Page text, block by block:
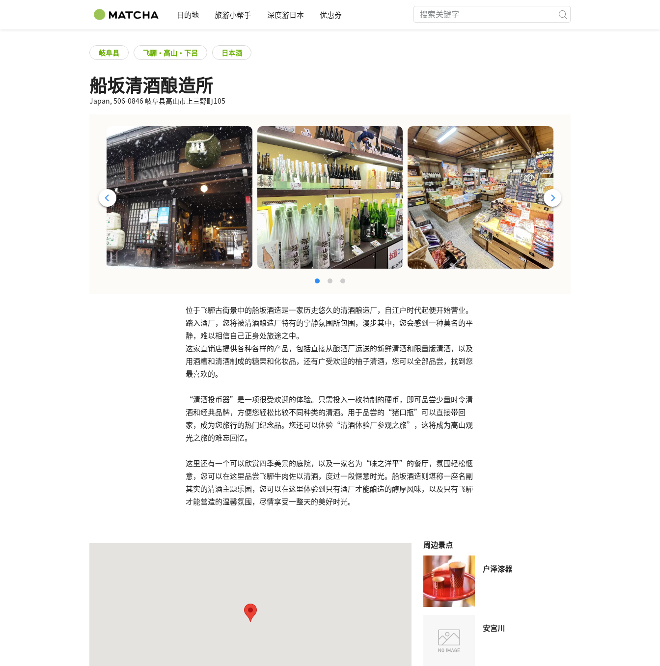
目的地 旅游小帮手 深度游日本 优惠券
岐阜县 飞驒・高山・下吕 日本酒
船坂清酒酿造所
Japan, 506-0846 岐阜县高山市上三野町105
位于飞驒古街景中的船坂酒造是一家历史悠久的清酒酿造厂，自江户时代起便开始营业。
踏入酒厂，您将被清酒酿造厂特有的宁静氛围所包围，漫步其中，您会感到一种莫名的平
静，难以相信自己正身处旅途之中。
这家直销店提供各种各样的产品，包括直接从酿酒厂运送的新鲜清酒和限量版清酒，以及
用酒糟和清酒制成的糖果和化妆品，还有广受欢迎的柚子清酒，您可以全部品尝，找到您
最喜欢的。
“清酒投币器”是一项很受欢迎的体验。只需投入一枚特制的硬币，即可品尝少量时令清
酒和经典品牌，方便您轻松比较不同种类的清酒。用于品尝的“猪口瓶”可以直接带回
家，成为您旅行的热门纪念品。您还可以体验“清酒体验厂参观之旅”，这将成为高山观
光之旅的难忘回忆。
这里还有一个可以欣赏四季美景的庭院，以及一家名为“味之洋平”的餐厅，氛围轻松惬
意，您可以在这里品尝飞驒牛肉佐以清酒，度过一段惬意时光。船坂酒造则堪称一座名副
其实的清酒主题乐园，您可以在这里体验到只有酒厂才能酿造的醇厚风味，以及只有飞驒
才能营造的温馨氛围，尽情享受一整天的美好时光。
周边景点
户泽漆器
安宫川